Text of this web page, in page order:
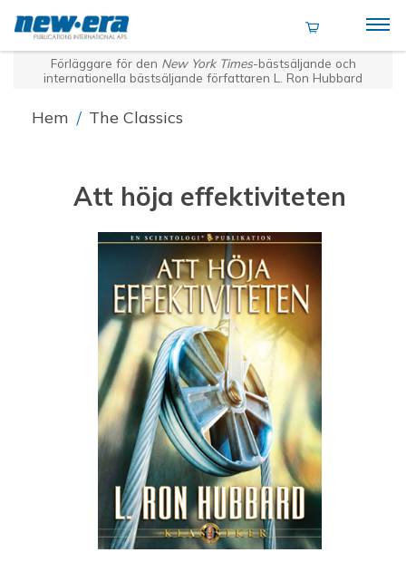
Förläggare för den New York Times-bästsäljande och
internationella bästsäljande författaren L. Ron Hubbard
Hem / The Classics
Att höja effektiviteten